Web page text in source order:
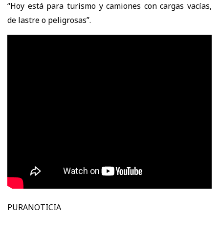
“Hoy está para turismo y camiones con cargas vacías,
de lastre o peligrosas”.
PURANOTICIA